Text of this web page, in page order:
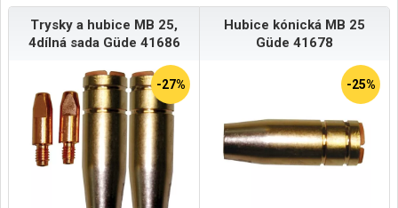
Trysky a hubice MB 25,
4dílná sada Güde 41686
-27%
Hubice kónická MB 25
Güde 41678
-25%